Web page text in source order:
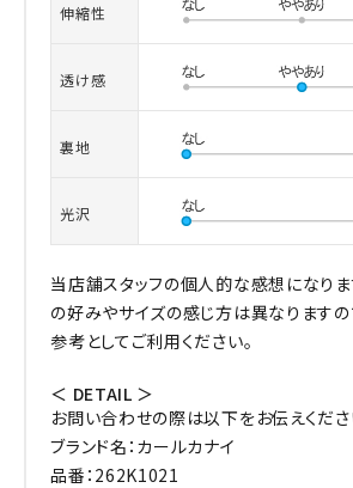
伸縮性
透け感
裏地
光沢
当店舗スタッフの個人的な感想になり
の好みやサイズの感じ方は異なりますの
参考としてご利用ください。
＜ DETAIL ＞
お問い合わせの際は以下をお伝えくださ
ブランド名：カールカナイ
品番：262K1021